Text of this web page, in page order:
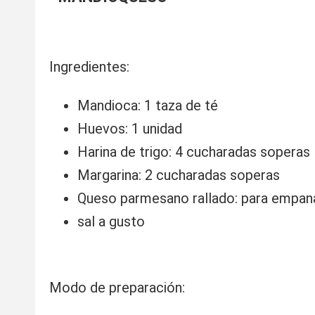
Ingredientes:
Mandioca: 1 taza de té
Huevos: 1 unidad
Harina de trigo: 4 cucharadas soperas
Margarina: 2 cucharadas soperas
Queso parmesano rallado: para
sal a gusto
Modo de preparación: